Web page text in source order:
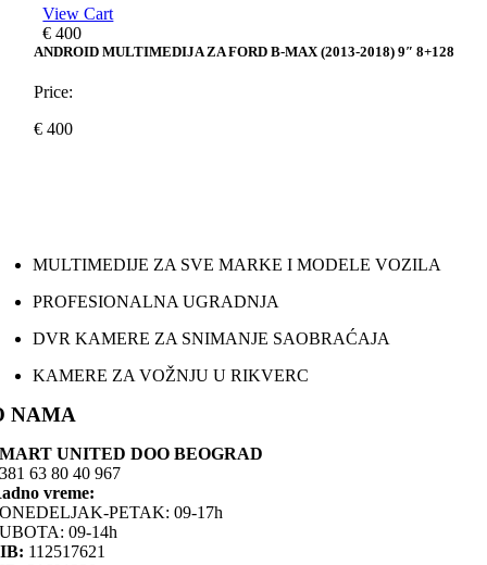
View Cart
€ 400
ANDROID MULTIMEDIJA ZA FORD B-MAX (2013-2018) 9″ 8+128
Price:
€ 400
MULTIMEDIJE ZA SVE MARKE I MODELE VOZILA
PROFESIONALNA UGRADNJA
DVR KAMERE ZA SNIMANJE SAOBRAĆAJA
KAMERE ZA VOŽNJU U RIKVERC
NAMA
UNITED DOO BEOGRAD
63 80 40 967
vreme:
PETAK: 09-17h
09-14h
112517621